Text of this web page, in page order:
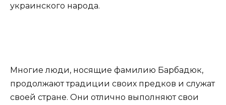
украинского народа.
Многие люди, носящие фамилию Барбадюк,
продолжают традиции своих предков и служат
своей стране. Они отлично выполняют свои